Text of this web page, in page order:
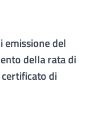
emissione del
della rata di
certificato di